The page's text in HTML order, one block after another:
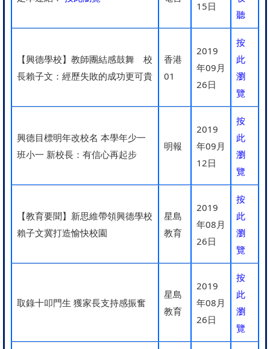
15日
聽
【興德學校】教師團結感鼓舞 校
長賴子文：經歷失敗的成功更可貴
香港
01
2019
年09月
26日
按
此
瀏
覽
興德目標明年改校名 本學年少一
班小一 新校長：有信心再起步
明報
2019
年09月
12日
按
此
瀏
覽
【教育要聞】新思維帶領興德學校
賴子文冀打造愉快校園
星島
教育
2019
年08月
26日
按
此
瀏
覽
取錄十叩門生 獲家長支持感振奮
星島
教育
2019
年08月
26日
按
此
瀏
覽